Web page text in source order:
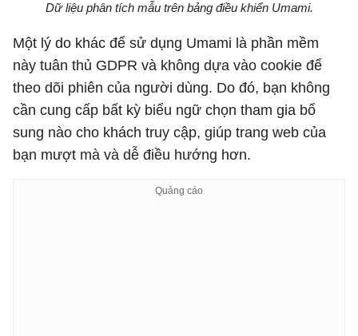
Dữ liệu phân tích mẫu trên bảng điều khiển Umami.
Một lý do khác để sử dụng Umami là phần mềm
này tuân thủ GDPR và không dựa vào cookie để
theo dõi phiên của người dùng. Do đó, bạn không
cần cung cấp bất kỳ biểu ngữ chọn tham gia bổ
sung nào cho khách truy cập, giúp trang web của
bạn mượt mà và dễ điều hướng hơn.